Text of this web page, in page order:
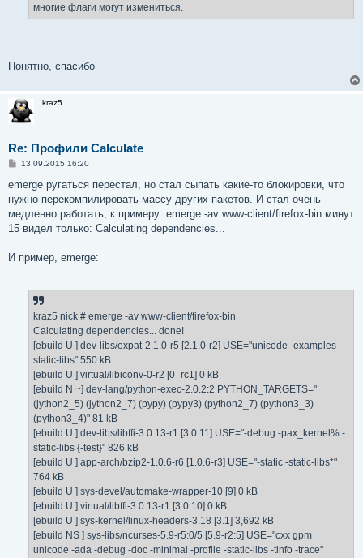
многие флаги могут измениться.
Понятно, спасибо
kraz5
Re: Профили Calculate
С
о
щ
е
н
и
13.09.2015 16:20
emerge ругаться перестал, но стал сыпать какие-то блокировки, что
нужно перекомпилировать массу других пакетов. И стал очень
медленно работать, к примеру: emerge -av www-client/firefox-bin минут
15 видел только: Calculating dependencies...
И пример, emerge:
kraz5 nick # emerge -av www-client/firefox-bin
Calculating dependencies... done!
[ebuild U ] dev-libs/expat-2.1.0-r5 [2.1.0-r2] USE="unicode -examples -
static-libs" 550 kB
[ebuild U ] virtual/libiconv-0-r2 [0_rc1] 0 kB
[ebuild N ~] dev-lang/python-exec-2.0.2:2 PYTHON_TARGETS="
(jython2_5) (jython2_7) (pypy) (pypy3) (python2_7) (python3_3)
(python3_4)" 81 kB
[ebuild U ] dev-libs/libffi-3.0.13-r1 [3.0.11] USE="-debug -pax_kernel% -
static-libs {-test}" 826 kB
[ebuild U ] app-arch/bzip2-1.0.6-r6 [1.0.6-r3] USE="-static -static-libs*"
764 kB
[ebuild U ] sys-devel/automake-wrapper-10 [9] 0 kB
[ebuild U ] virtual/libffi-3.0.13-r1 [3.0.10] 0 kB
[ebuild U ] sys-kernel/linux-headers-3.18 [3.1] 3,692 kB
[ebuild NS ] sys-libs/ncurses-5.9-r5:0/5 [5.9-r2:5] USE="cxx gpm
unicode -ada -debug -doc -minimal -profile -static-libs -tinfo -trace"